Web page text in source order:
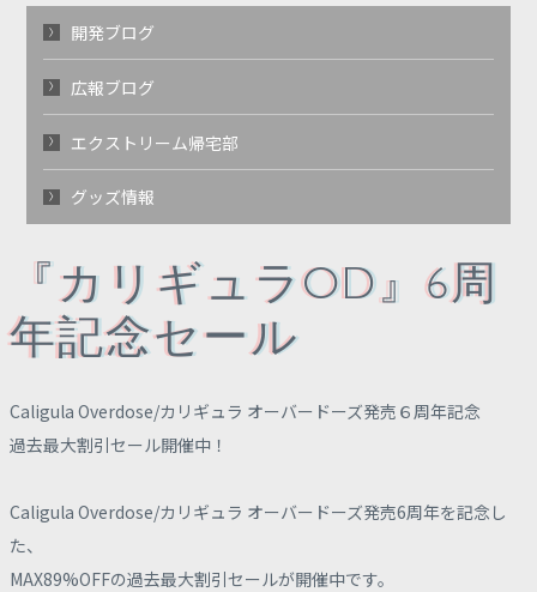
開発ブログ
広報ブログ
エクストリーム帰宅部
グッズ情報
『カリギュラOD』6周
年記念セール
Caligula Overdose/カリギュラ オーバードーズ発売６周年記念
過去最大割引セール開催中！
Caligula Overdose/カリギュラ オーバードーズ発売6周年を記念し
た、
MAX89%OFFの過去最大割引セールが開催中です。